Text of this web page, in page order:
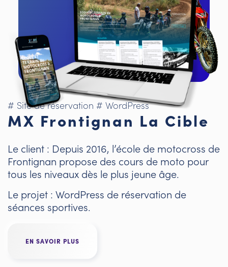
# Site de réservation # WordPress
MX Frontignan La Cible
Le client : Depuis 2016, l’école de motocross de
Frontignan propose des cours de moto pour
tous les niveaux dès le plus jeune âge.
Le projet : WordPress de réservation de
séances sportives.
EN SAVOIR PLUS